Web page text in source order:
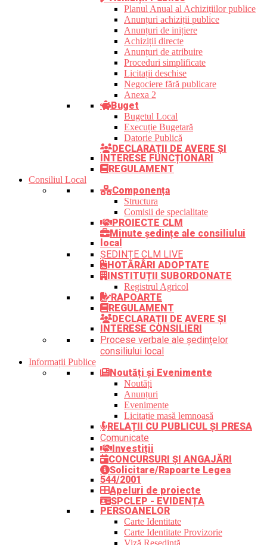
Planul Anual al Achizițiilor publice
Anunțuri achiziții publice
Anunțuri de inițiere
Achiziții directe
Anunțuri de atribuire
Proceduri simplificate
Licitații deschise
Negociere fără publicare
Anexa 2
Buget
Bugetul Local
Execuție Bugetară
Datorie Publică
DECLARAȚII DE AVERE ȘI
INTERESE FUNCȚIONARI
REGULAMENT
Consiliul Local
Componența
Structura
Comisii de specialitate
PROIECTE CLM
Minute ședințe ale consiliului
local
ȘEDINȚE CLM LIVE
HOTĂRÂRI ADOPTATE
INSTITUȚII SUBORDONATE
Registrul Agricol
RAPOARTE
REGULAMENT
DECLARAȚII DE AVERE ȘI
INTERESE CONSILIERI
Procese verbale ale ședințelor
consiliului local
Informații Publice
Noutăți și Evenimente
Noutăți
Anunțuri
Evenimente
Licitație masă lemnoasă
RELAȚII CU PUBLICUL ȘI PRESA
Comunicate
Investiții
CONCURSURI ȘI ANGAJĂRI
Solicitare/Rapoarte Legea
544/2001
Apeluri de proiecte
SPCLEP - EVIDENȚA
PERSOANELOR
Carte Identitate
Carte Identitate Provizorie
Viză Reședință